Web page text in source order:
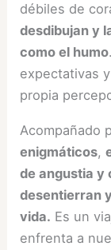
débiles de
desdibujan y
como el humo
expectativas
propia
Acompañado
enigmáticos,
de angustia y
desentierran
vida. Es un
enfrenta a